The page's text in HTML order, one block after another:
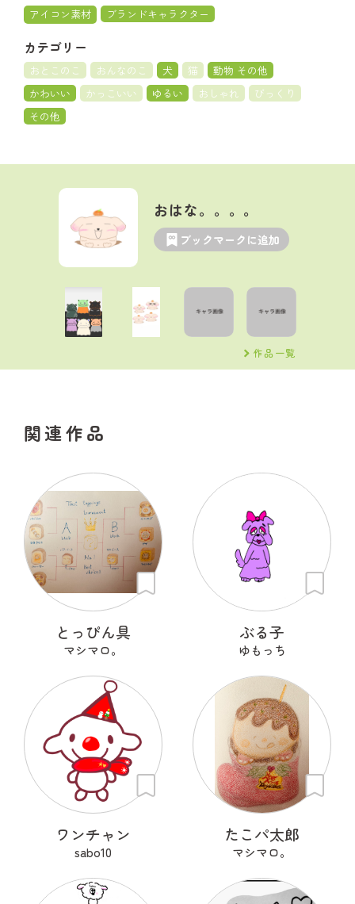
アイコン素材
ブランドキャラクター
カテゴリー
おとこのこ おんなのこ 犬 猫
動物 その他
かわいい
かっこいい ゆるい おしゃれ
びっくり
その他
おはな。。。。
ブックマークに追加
作品一覧
関連作品
とっぴん具
マシマロ。
ぶる子
ゆもっち
ワンチャン
sabo10
たこパ太郎
マシマロ。